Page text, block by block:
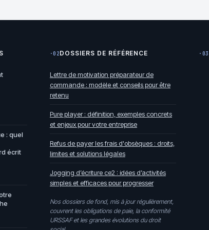
: quel
écrit
·02DOSSIERS DE RÉFÉRENCE
Lettre de motivation préparateur de
commande : modèle et conseils pour être
retenu
Pure player : définition, exemples concrets
et enjeux pour votre entreprise
Refus de payer les frais d'obsèques : droits,
limites et solutions légales
Jogging d’écriture ce2 : idées d’activités
simples et efficaces pour progresser
Nos dossiers de fond, mis à jour régulièrement,
couvrent les obligations de paie, la conformité
URSSAF et les grandes évolutions du droit
·03